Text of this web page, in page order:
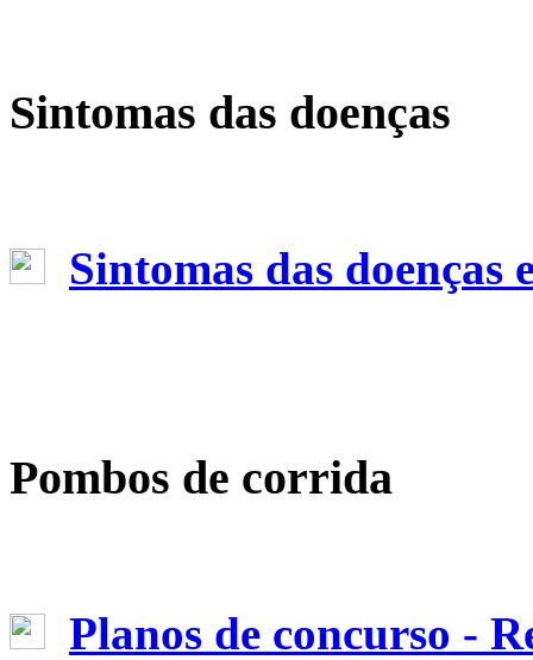
Sintomas das doenças
Sintomas das doenças
Pombos de corrida
Planos de concurso -